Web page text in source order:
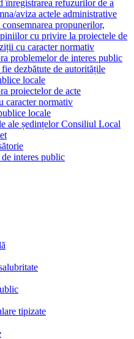
înregistrarea refuzurilor de a
aviza actele administrative
propunerilor,
cu privire la proiectele de
cu caracter normativ
problemelor de interes public
fie dezbătute de autoritățile
locale
proiectelor de acte
caracter normativ
locale
ale ședințelor Consiliul Local
interes public
tipizate